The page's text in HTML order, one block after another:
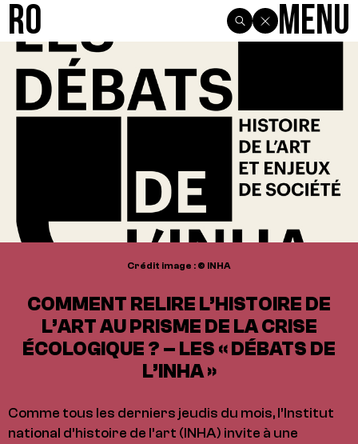
R0 Menu
Crédit image : © INHA
COMMENT RELIRE L’HISTOIRE DE
L’ART AU PRISME DE LA CRISE
ÉCOLOGIQUE ? – LES « DÉBATS DE
L’INHA »
Comme tous les derniers jeudis du mois, l’Institut
national d’histoire de l’art (INHA) invite à une